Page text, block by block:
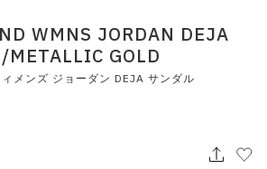
WMNS JORDAN DEJA
GOLD
メンズ ジョーダン DEJA サンダル